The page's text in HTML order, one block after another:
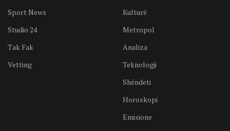
Sport News
Studio 24
Tak Fak
Vetting
Kulturë
Metropol
Analiza
Teknologji
Shëndeti
Horoskopi
Emisione